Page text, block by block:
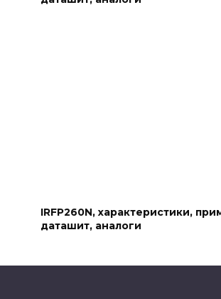
IRFP260N, характеристики,
даташит, аналоги